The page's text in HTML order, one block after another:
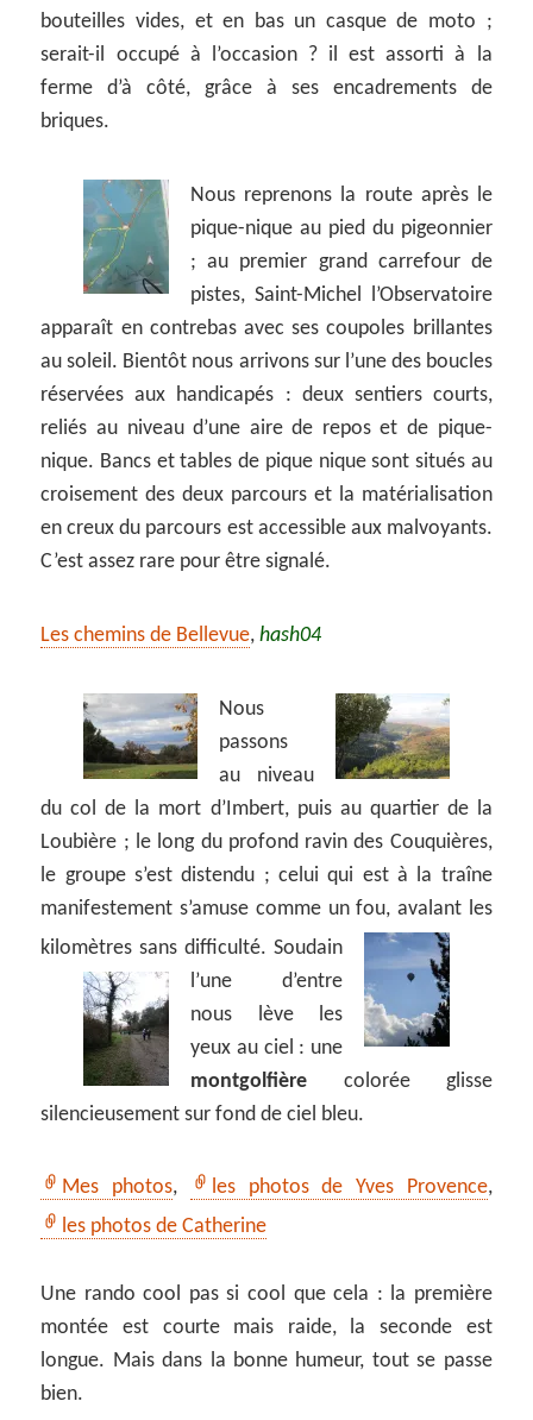
bouteilles vides, et en bas un casque de moto ;
serait-il occupé à l’occasion ? il est assorti à la
ferme d’à côté, grâce à ses encadrements de
briques.
Nous reprenons la route après le
pique-nique au pied du pigeonnier
; au premier grand carrefour de
pistes, Saint-Michel l’Observatoire
apparaît en contrebas avec ses coupoles brillantes
au soleil. Bientôt nous arrivons sur l’une des boucles
réservées aux handicapés : deux sentiers courts,
reliés au niveau d’une aire de repos et de pique-
nique. Bancs et tables de pique nique sont situés au
croisement des deux parcours et la matérialisation
en creux du parcours est accessible aux malvoyants.
C’est assez rare pour être signalé.
Les chemins de Bellevue,hash04
Nous
passons
au niveau
du col de la mort d’Imbert, puis au quartier de la
Loubière ; le long du profond ravin des Couquières,
le groupe s’est distendu ; celui qui est à la traîne
manifestement s’amuse comme un fou, avalant les
kilomètres sans difficulté. Soudain
l’une d’entre
nous lève les
yeux au ciel : une
montgolfière colorée glisse
silencieusement sur fond de ciel bleu.
Mes photos, les photos de Yves Provence,
les photos de Catherine
Une rando cool pas si cool que cela : la première
montée est courte mais raide, la seconde est
longue. Mais dans la bonne humeur, tout se passe
bien.